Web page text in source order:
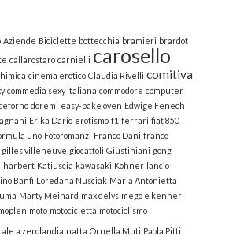
Aziende Biciclette bottecchia bramieri brardot
callarostaro carnielli carosello
cinema erotico Claudia Rivelli comitiva
commedia sexy italiana commodore computer
doremi easy-bake oven Edwige Fenech
Erika Dario erotismo f1 ferrari fiat 850
uno Fotoromanzi Franco Dani franco
gilles villeneuve giocattoli Giustiniani gong
harbert Katiuscia kawasaki Kohner lancio
Banfi Loredana Nusciak Maria Antonietta
Marty Meinard max delys mego e kenner
moto motocicletta motociclismo
a zerolandia natta Ornella Muti Paola Pitti